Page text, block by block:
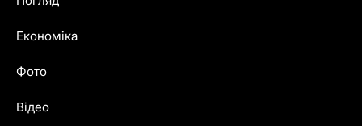
Економіка
Фото
Відео